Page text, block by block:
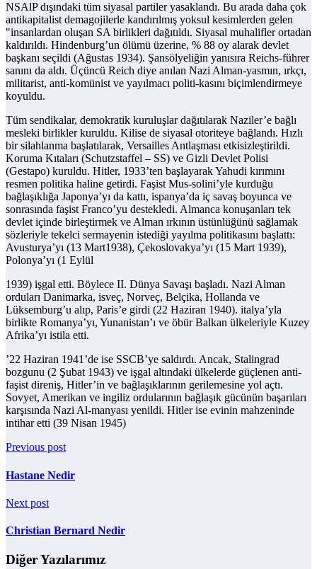
NSAlP dışındaki tüm siyasal partiler yasaklandı. Bu arada daha çok
antikapitalist demagojilerle kandırılmış yoksul kesimlerden gelen
"insanlardan oluşan SA birlikleri dağıtıldı. Siyasal muhalifler ortadan
kaldırıldı. Hindenburg’un ölümü üzerine, % 88 oy alarak devlet
başkanı seçildi (Ağustas 1934). Şansölyeliğin yanısıra Reichs-führer
sanını da aldı. Üçüncü Reich diye anılan Nazi Alman-yasmın, ırkçı,
militarist, anti-komünist ve yayılmacı politi-kasını biçimlendirmeye
koyuldu.
Tüm sendikalar, demokratik kuruluşlar dağıtılarak Naziler’e bağlı
mesleki birlikler kuruldu. Kilise de siyasal otoriteye bağlandı. Hızlı
bir silahlanma başlatılarak, Versailles Antlaşması etkisizleştirildi.
Koruma Kıtaları (Schutzstaffel – SS) ve Gizli Devlet Polisi
(Gestapo) kuruldu. Hitler, 1933’ten başlayarak Yahudi kırımını
resmen politika haline getirdi. Faşist Mus-solini’yle kurduğu
bağlaşıklığa Japonya’yı da kattı, ispanya’da iç savaş boyunca ve
sonrasında faşist Franco’yu destekledi. Almanca konuşanları tek
devlet içinde birleştirmek ve Alman ırkının üstünlüğünü sağlamak
sözleriyle tekelci sermayenin istediği yayılma politikasını başlattı:
Avusturya’yı (13 Mart1938), Çekoslovakya’yı (15 Mart 1939),
Polonya’yı (1 Eylül
1939) işgal etti. Böylece II. Dünya Savaşı başladı. Nazi Alman
orduları Danimarka, isveç, Norveç, Belçika, Hollanda ve
Lüksemburg’u alıp, Paris’e girdi (22 Haziran 1940). italya’yla
birlikte Romanya’yı, Yunanistan’ı ve öbür Balkan ülkeleriyle Kuzey
Afrika’yı istila etti.
’22 Haziran 1941’de ise SSCB’ye saldırdı. Ancak, Stalingrad
bozgunu (2 Şubat 1943) ve işgal altındaki ülkelerde güçlenen anti-
faşist direniş, Hitler’in ve bağlaşıklarının gerilemesine yol açtı.
Sovyet, Amerikan ve ingiliz ordularının bağlaşık gücünün başarıları
karşısında Nazi Al-manyası yenildi. Hitler ise evinin mahzeninde
intihar etti (39 Nisan 1945)
Previous post
Hastane Nedir
Next post
Christian Bernard Nedir
Diğer Yazılarımız